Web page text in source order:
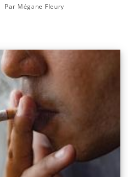
Par Mégane Fleury